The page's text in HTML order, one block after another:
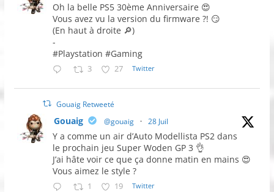
Oh la belle PS5 30ème Anniversaire 😍
Vous avez vu la version du firmware ?! 😏
(En haut à droite 🔎)
-
#Playstation #Gaming
3 27 Twitter
Gouaig Retweeté
Gouaig @gouaig · 28 Juil
Y a comme un air d’Auto Modellista PS2 dans
le prochain jeu Super Woden GP 3 👌
J’ai hâte voir ce que ça donne matin en mains 😍
Vous aimez le style ?
1 19 Twitter